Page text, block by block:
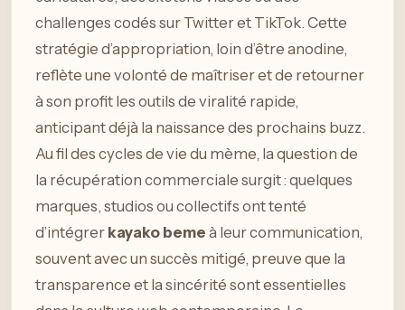
challenges codés sur Twitter et TikTok. Cette
stratégie d’appropriation, loin d’être anodine,
reflète une volonté de maîtriser et de retourner
à son profit les outils de viralité rapide,
anticipant déjà la naissance des prochains buzz.
Au fil des cycles de vie du mème, la question de
la récupération commerciale surgit : quelques
marques, studios ou collectifs ont tenté
d’intégrer kayako beme à leur communication,
souvent avec un succès mitigé, preuve que la
transparence et la sincérité sont essentielles